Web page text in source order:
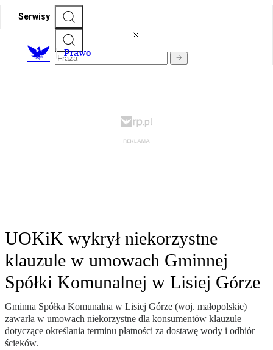
Serwisy
Prawo
UOKiK wykrył niekorzystne
klauzule w umowach Gminnej
Spółki Komunalnej w Lisiej Górze
Gminna Spółka Komunalna w Lisiej Górze (woj. małopolskie)
zawarła w umowach niekorzystne dla konsumentów klauzule
dotyczące określania terminu płatności za dostawę wody i odbiór
ścieków.